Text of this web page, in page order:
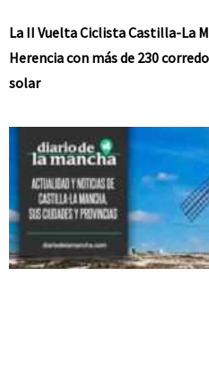
La II Vuelta Ciclista Castilla-La
Herencia con más de 230
solar